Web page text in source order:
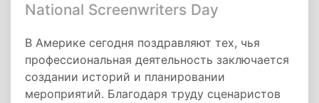
National Screenwriters Day
В Америке сегодня поздравляют тех, чья
профессиональная деятельность заключается
создании историй и планировании
мероприятий. Благодаря труду сценаристов